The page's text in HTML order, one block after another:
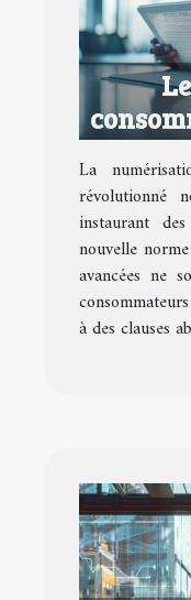
La
révolutionné
instaurant
nouvelle
avancées ne
à des clauses